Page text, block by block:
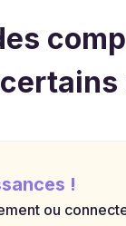
!
ou